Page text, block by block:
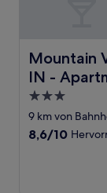
Mountain
IN -
Mountain
3.0-
Sterne-
Unterkunft
9 km von
8.6
8,6/10